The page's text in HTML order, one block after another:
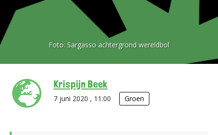
Foto: Sargasso achtergrond wereldbol
Krispijn Beek
7 juni 2020 , 11:00 Groen